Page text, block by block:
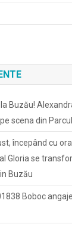
Buzău!
scena din
începând cu
Gloria se
Buzău
Boboc